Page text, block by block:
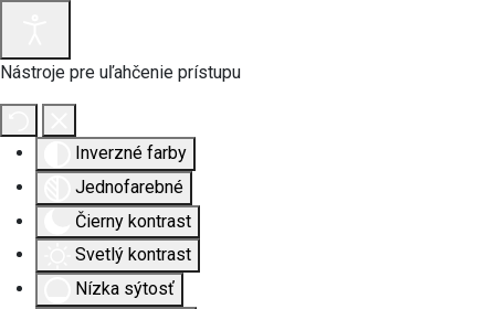
Nástroje pre uľahčenie prístupu
Inverzné farby
Jednofarebné
Čierny kontrast
Svetlý kontrast
Nízka sýtosť